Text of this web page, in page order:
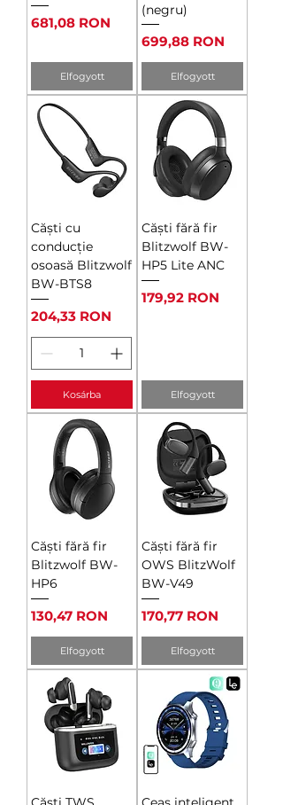
Ár
681,08 RON
Elfogyott
(negru)
Ár
699,88 RON
Elfogyott
Căști cu
conducție
osoasă Blitzwolf
BW-BTS8
Ár
204,33 RON
Kosárba
Căști fără fir
Blitzwolf BW-
HP5 Lite ANC
Ár
179,92 RON
Elfogyott
Căști fără fir
Blitzwolf BW-
HP6
Ár
130,47 RON
Elfogyott
Căști fără fir
OWS BlitzWolf
BW-V49
Ár
170,77 RON
Elfogyott